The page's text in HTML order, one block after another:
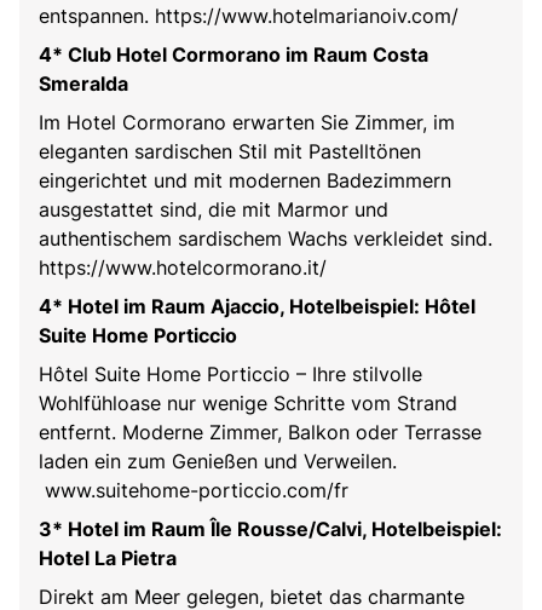
entspannen. https://www.hotelmarianoiv.com/
4* Club Hotel Cormorano im Raum Costa
Smeralda
Im Hotel Cormorano erwarten Sie Zimmer, im
eleganten sardischen Stil mit Pastelltönen
eingerichtet und mit modernen Badezimmern
ausgestattet sind, die mit Marmor und
authentischem sardischem Wachs verkleidet sind.
https://www.hotelcormorano.it/
4* Hotel im Raum Ajaccio, Hotelbeispiel: Hôtel
Suite Home Porticcio
Hôtel Suite Home Porticcio – Ihre stilvolle
Wohlfühloase nur wenige Schritte vom Strand
entfernt. Moderne Zimmer, Balkon oder Terrasse
laden ein zum Genießen und Verweilen.
www.suitehome-porticcio.com/fr
3* Hotel im Raum Île Rousse/Calvi, Hotelbeispiel:
Hotel La Pietra
Direkt am Meer gelegen, bietet das charmante